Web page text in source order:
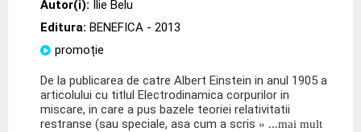
Autor(i): Ilie Belu
Editura: BENEFICA - 2013
promoție
De la publicarea de catre Albert Einstein in anul 1905 a
articolului cu titlul Electrodinamica corpurilor in
miscare, in care a pus bazele teoriei relativitatii
restranse (sau speciale, asa cum a scris » ...mai mult